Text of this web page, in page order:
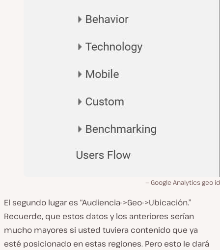
Google Analytics geo
El segundo lugar es “Audiencia->Geo->Ubicación.”
Recuerde, que estos datos y los anteriores serían
mucho mayores si usted tuviera contenido que ya
esté posicionado en estas regiones. Pero esto le dará